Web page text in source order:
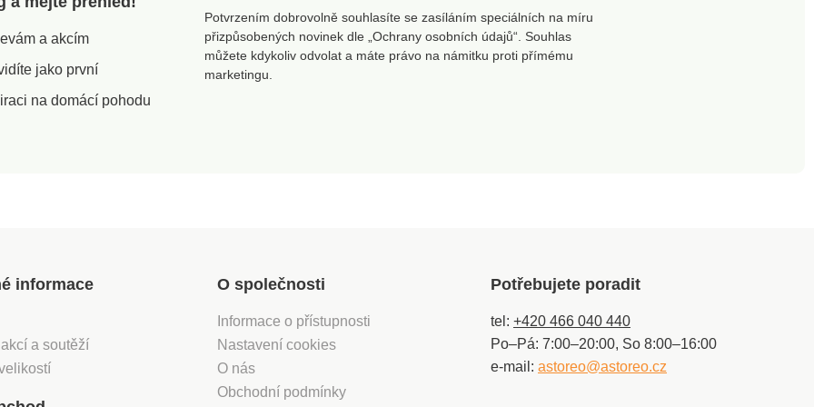
elastan. Balení obsahuje 1
ks potahu na křeslo a 1 ks
potahu na podsedák.
Válečky k zafixování
potahu nejsou nutné, je
však možné je dokoupit.
Potah na křeslo a
platných norem. Vyrobeno
a akcím
jako první
na domácí pohodu
Potvrzením dobrovolně souhlasíte se zasíláním speciálních na míru
přizpůsobených novinek dle „Ochrany osobních údajů“. Souhlas
můžete kdykoliv odvolat a máte právo na námitku proti přímému
marketingu.
informace
a soutěží
O společnosti
Informace o přístupnosti
Nastavení cookies
O nás
Obchodní podmínky
Potřebujete poradit
tel: +420 466 040 440
Po–Pá: 7:00–20:00, So 8:00–16:00
e-mail: astoreo@astoreo.cz